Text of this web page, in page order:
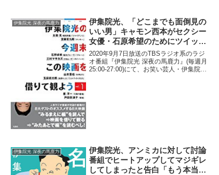
伊集院光 深夜の馬鹿力
伊集院光、「どこまでも面倒見の
いい男」キャモン西本がセクシー
女優・石原希望のためにツイッタ
ーのアンケートを用意していて驚
く「名前も告げず去っていく感
じ」
2020年9月7日放送のTBSラジオ系のラジ
オ番組『伊集院光 深夜の馬鹿力』(毎週月
25:00-27:00)にて、お笑い芸人・伊集院光
伊集院光 深夜の馬鹿力
伊集院光、アンミカに対して討論
番組でヒートアップしてマジギレ
してしまったと告白「もう本当に